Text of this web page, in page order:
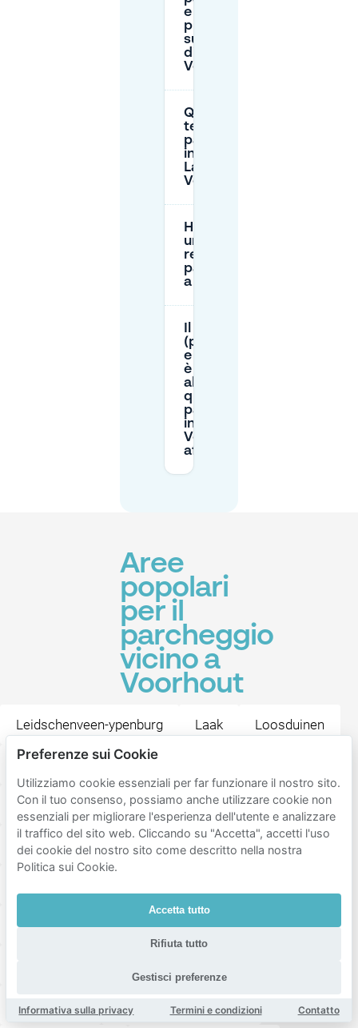
e le tariffe
progressive
sulle strade
di Lange
Voorhout?
Quanto
tempo posso
parcheggiare
in strada a
Lange
Voorhout?
Ho bisogno di
un permesso
residente per
parcheggiare
a Voorhout?
(parcheggio
e trasporto)
è una buona
alternativa
quando il
parcheggio
in strada a
Voorhout è
affollato?
Aree
popolari
per il
parcheggio
vicino a
Voorhout
Leidschenveen-ypenburg Laak Loosduinen
Uilebomen Nassaubuurt
Kortenbos Zeeheldenkwartier
Rivierenbuurt-Noord Bezuidenhout-West
Van Hoytemastraat Rivierenbuurt-Zuid
Arendsdorp Bezuidenhout-Midden
Preferenze sui Cookie
Utilizziamo cookie essenziali per far funzionare il nostro sito.
Con il tuo consenso, possiamo anche utilizzare cookie non
essenziali per migliorare l'esperienza dell'utente e analizzare
il traffico del sito web. Cliccando su "Accetta", accetti l'uso
dei cookie del nostro sito come descritto nella nostra
Politica sui Cookie.
Accetta tutto
Rifiuta tutto
Gestisci preferenze
Informativa sulla privacy Termini e condizioni Contatto